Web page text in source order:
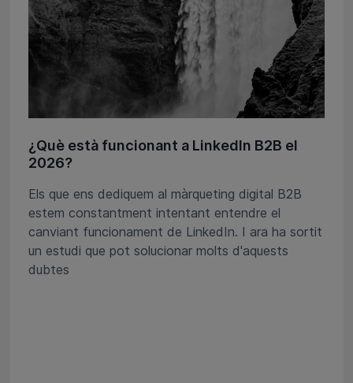
¿Què està funcionant a LinkedIn B2B el
2026?
Els que ens dediquem al màrqueting digital B2B
estem constantment intentant entendre el
canviant funcionament de LinkedIn. I ara ha sortit
un estudi que pot solucionar molts d'aquests
dubtes